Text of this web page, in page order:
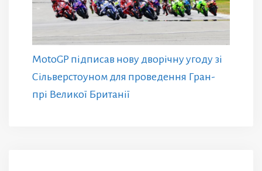
MotoGP підписав нову дворічну угоду зі
Сільверстоуном для проведення Гран-
прі Великої Британії